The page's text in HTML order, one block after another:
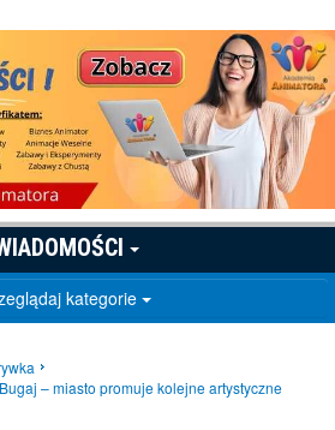
kategorie
– miasto promuje kolejne artystyczne